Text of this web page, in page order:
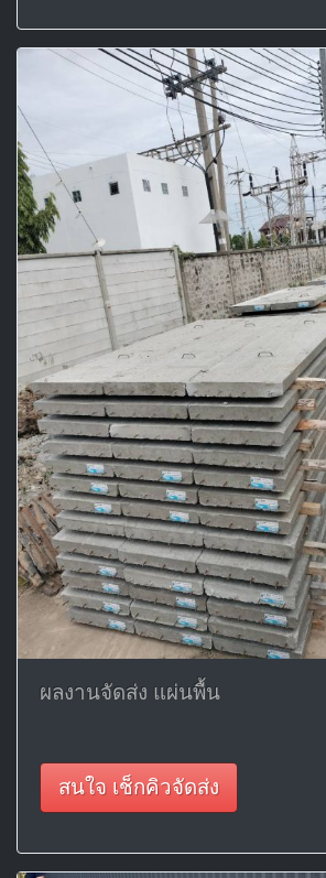
ผลงานจัดส่ง แผ่นพื้น
สนใจ เช็กคิวจัดส่ง